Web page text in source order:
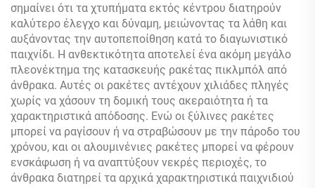
σημαίνει ότι τα χτυπήματα εκτός κέντρου διατηρούν
καλύτερο έλεγχο και δύναμη, μειώνοντας τα λάθη και
αυξάνοντας την αυτοπεποίθηση κατά το διαγωνιστικό
παιχνίδι. Η ανθεκτικότητα αποτελεί ένα ακόμη μεγάλο
πλεονέκτημα της κατασκευής ρακέτας πικλμπόλ από
άνθρακα. Αυτές οι ρακέτες αντέχουν χιλιάδες πληγές
χωρίς να χάσουν τη δομική τους ακεραιότητα ή τα
χαρακτηριστικά απόδοσης. Ενώ οι ξύλινες ρακέτες
μπορεί να ραγίσουν ή να στραβώσουν με την πάροδο του
χρόνου, και οι αλουμινένιες ρακέτες μπορεί να φέρουν
ενσκάφωση ή να αναπτύξουν νεκρές περιοχές, το
άνθρακα διατηρεί τα αρχικά χαρακτηριστικά παιχνιδιού